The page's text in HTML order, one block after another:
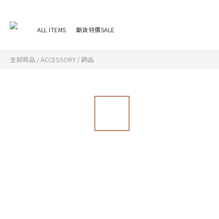
ALL ITEMS 斷貨特價SALE
全部商品 /ACCESSORY / 飾品